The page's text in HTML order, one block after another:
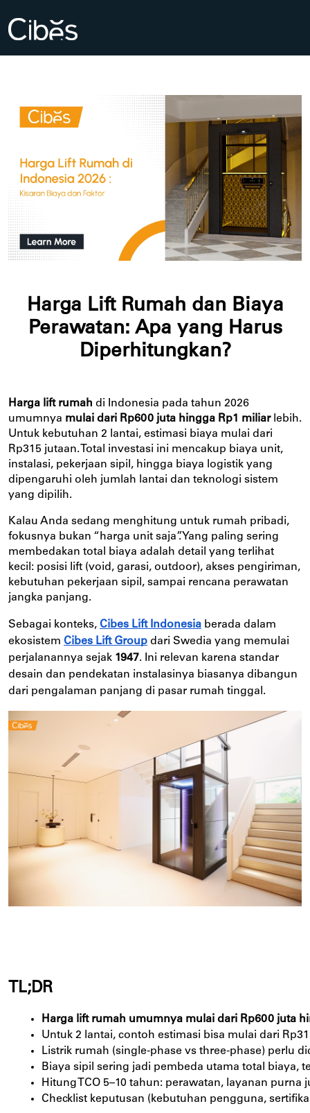
Harga Lift Rumah dan Biaya
Perawatan: Apa yang Harus
Diperhitungkan?
Harga lift rumah di Indonesia pada tahun 2026
umumnya mulai dari Rp600 juta hingga Rp1 miliarlebih.
Untuk kebutuhan 2 lantai, estimasi biaya mulai dari
Rp315 jutaan. Total investasi ini mencakup biaya unit,
instalasi, pekerjaan sipil, hingga biaya logistik yang
dipengaruhi oleh jumlah lantai dan teknologi sistem
yang dipilih.
Kalau Anda sedang menghitung untuk rumah pribadi,
fokusnya bukan “harga unit saja”. Yang paling sering
membedakan total biaya adalah detail yang terlihat
kecil: posisi lift (void, garasi, outdoor), akses pengiriman,
kebutuhan pekerjaan sipil, sampai rencana perawatan
jangka panjang.
Sebagai konteks, Cibes Lift Indonesia berada dalam
ekosistem Cibes Lift Group dari Swedia yang memulai
perjalanannya sejak 1947. Ini relevan karena standar
desain dan pendekatan instalasinya biasanya dibangun
dari pengalaman panjang di pasar rumah tinggal.
TL;DR
Harga lift rumah umumnya mulai dari Rp600 juta
Untuk 2 lantai, contoh estimasi bisa mulai dari
Listrik rumah (single-phase vs three-phase) perlu
Biaya sipil sering jadi pembeda utama total biaya,
Hitung TCO 5–10 tahun: perawatan, layanan
Checklist keputusan (kebutuhan pengguna,